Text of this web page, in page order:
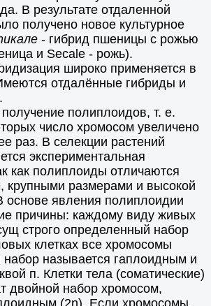
В результате отдаленной
получено новое культурное
- гибрид пшеницы с рожью
и Secale - рожь).
широко применяется в
отдалённые гибриды и
полиплоидов, т. е.
число хромосом увеличено
раз. В селекции растений
экспериментальная
как полиплоиды отличаются
крупными размерами и высокой
основе явления полиплоидии
причины: каждому виду живых
строго определенный набор
клетках все хромосомы
набор называется гаплоидным и
п. Клетки тела (соматические)
двойной набор хромосом,
(2n). Если хромосомы,